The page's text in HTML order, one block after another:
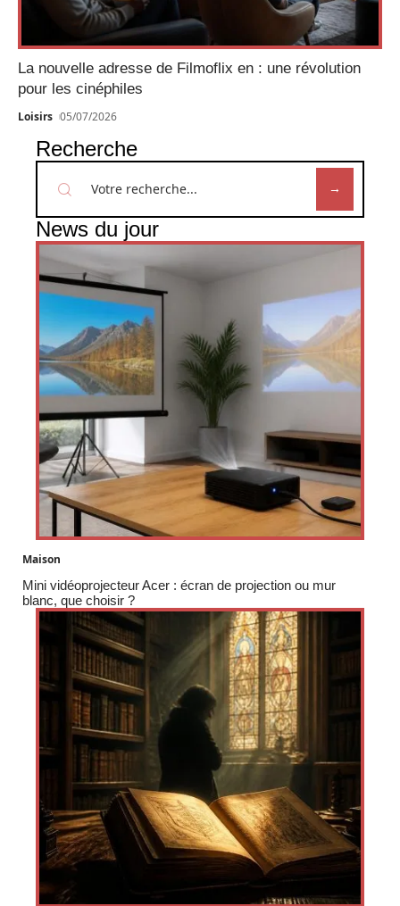
La nouvelle adresse de Filmoflix en : une révolution
pour les cinéphiles
Loisirs 05/07/2026
Recherche
News du jour
Maison
Mini vidéoprojecteur Acer : écran de projection ou mur
blanc, que choisir ?